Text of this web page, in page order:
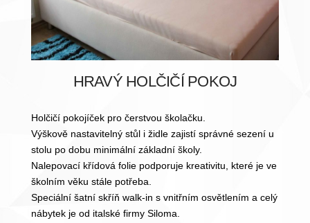
HRAVÝ HOLČIČÍ POKOJ
Holčičí pokojíček pro čerstvou školačku.
Výškově nastavitelný stůl i židle zajistí správné sezení u
stolu po dobu minimální základní školy.
Nalepovací křídová folie podporuje kreativitu, které je ve
školním věku stále potřeba.
Speciální šatní skříň walk-in s vnitřním osvětlením a celý
nábytek je od italské firmy Siloma.